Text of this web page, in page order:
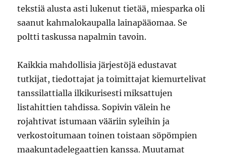
tekstiä alusta asti lukenut tietää, miesparka oli
saanut kahmalokaupalla lainapääomaa. Se
poltti taskussa napalmin tavoin.
Kaikkia mahdollisia järjestöjä edustavat
tutkijat, tiedottajat ja toimittajat kiemurtelivat
tanssilattialla ilkikurisesti miksattujen
listahittien tahdissa. Sopivin välein he
rojahtivat istumaan vääriin syleihin ja
verkostoitumaan toinen toistaan söpömpien
maakuntadelegaattien kanssa. Muutamat